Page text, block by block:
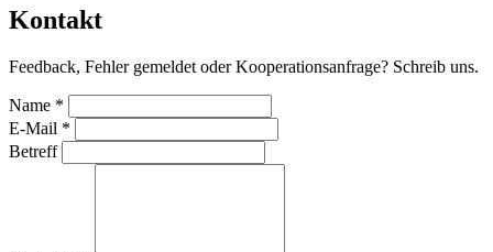
Kontakt
Feedback, Fehler gemeldet oder Kooperationsanfrage? Schreib uns.
Name *
E-Mail *
Betreff